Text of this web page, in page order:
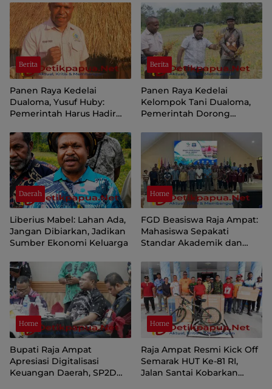
Berita
Panen Raya Kedelai
Dualoma, Yusuf Huby:
Pemerintah Harus Hadir
Petani
Berita
Panen Raya Kedelai
Kelompok Tani Dualoma,
Pemerintah Dorong
Kembali ke Kebun
Daerah
Liberius Mabel: Lahan Ada,
Jangan Dibiarkan, Jadikan
Sumber Ekonomi Keluarga
Home
FGD Beasiswa Raja Ampat:
Mahasiswa Sepakati
Standar Akademik dan
Home
Bupati Raja Ampat
Apresiasi Digitalisasi
Keuangan Daerah, SP2D
Home
Raja Ampat Resmi Kick Off
Semarak HUT Ke-81 RI,
Jalan Santai Kobarkan